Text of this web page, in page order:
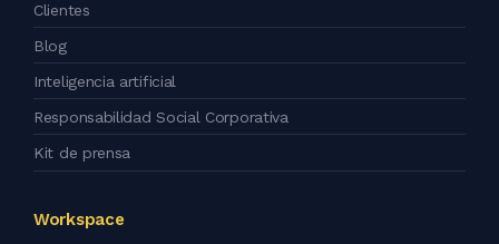
Clientes
Blog
Inteligencia artificial
Responsabilidad Social Corporativa
Kit de prensa
Workspace